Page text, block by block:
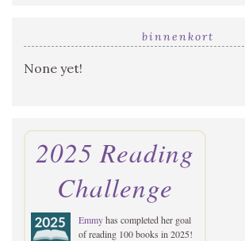
binnenkort
None yet!
2025 Reading
Challenge
Emmyhas completed her goal
of reading 100 books in 2025!